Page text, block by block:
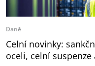
Daně
Celní novinky:
oceli, celní suspenze